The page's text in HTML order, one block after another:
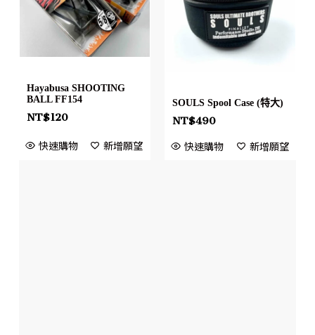
Hayabusa SHOOTING
BALL FF154
NT$120
快速購物 新增願望
SOULS Spool Case (特大)
NT$490
快速購物 新增願望